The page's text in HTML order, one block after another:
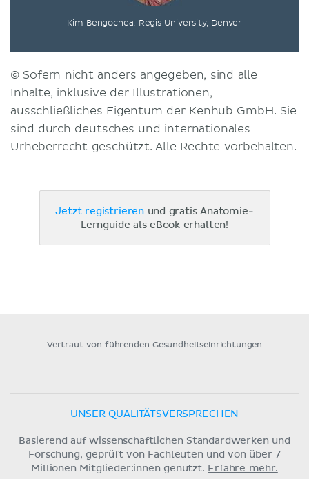
Kim Bengochea, Regis University, Denver
© Sofern nicht anders angegeben, sind alle
Inhalte, inklusive der Illustrationen,
ausschließliches Eigentum der Kenhub GmbH. Sie
sind durch deutsches und internationales
Urheberrecht geschützt. Alle Rechte vorbehalten.
Jetzt registrieren und gratis Anatomie-
Lernguide als eBook erhalten!
Vertraut von führenden Gesundheitseinrichtungen
UNSER QUALITÄTSVERSPRECHEN
Basierend auf wissenschaftlichen Standardwerken und
Forschung, geprüft von Fachleuten und von über 7
Millionen Mitglieder:innen genutzt. Erfahre mehr.